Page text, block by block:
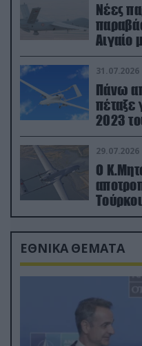
Νέες
Αιγαίο
31.07.2026
Πάνω
πέταξε
2023
29.07.2026
Ο
drone
ΕΘΝΙΚΑ ΘΕΜΑΤΑ